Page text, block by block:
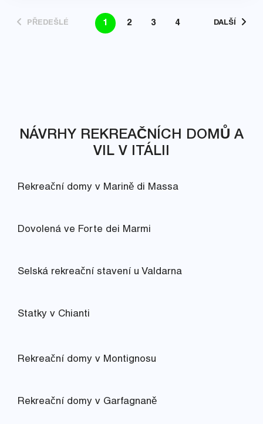
PŘEDEŠLÉ 1 2 3 4 DALŠÍ
NÁVRHY REKREAČNÍCH DOMŮ A
VIL V ITÁLII
Rekreační domy v Marině di Massa
Dovolená ve Forte dei Marmi
Selská rekreační stavení u Valdarna
Statky v Chianti
Rekreační domy v Montignosu
Rekreační domy v Garfagnaně